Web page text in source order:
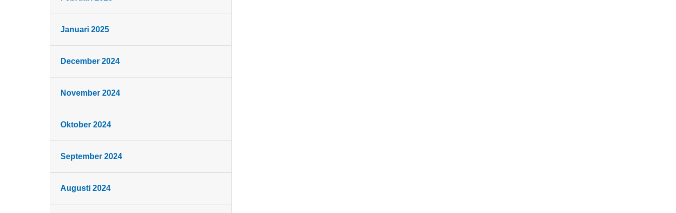
Januari 2025
December 2024
November 2024
Oktober 2024
September 2024
Augusti 2024